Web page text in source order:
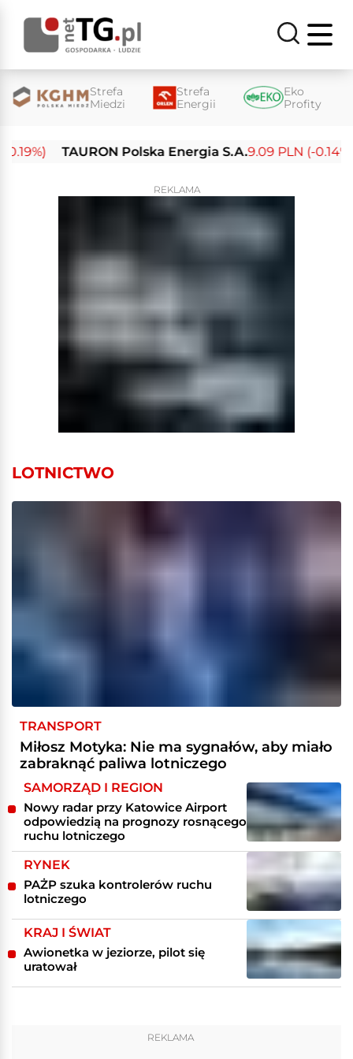
Strefa
Miedzi
Strefa
Energii
Eko
Profity
TAURON Polska Energia S.A.9.09 PLN (-0.14%)
REKLAMA
LOTNICTWO
TRANSPORT
Miłosz Motyka: Nie ma sygnałów, aby miało
zabraknąć paliwa lotniczego
SAMORZĄD I REGION
Nowy radar przy Katowice Airport
odpowiedzią na prognozy rosnącego
ruchu lotniczego
RYNEK
PAŻP szuka kontrolerów ruchu
lotniczego
KRAJ I ŚWIAT
Awionetka w jeziorze, pilot się
uratował
REKLAMA